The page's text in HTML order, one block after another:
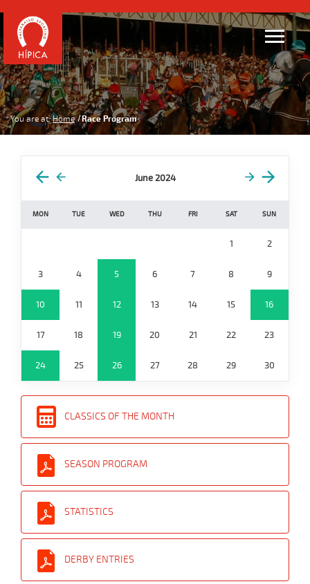
You are at: Home Race Program
June 2024
MON TUE WED THU FRI SAT SUN
1 2
3 4 5 6 7 8 9
10 11 12 13 14 15 16
17 18 19 20 21 22 23
24 25 26 27 28 29 30
CLASSICS OF THE MONTH
SEASON PROGRAM
STATISTICS
DERBY ENTRIES